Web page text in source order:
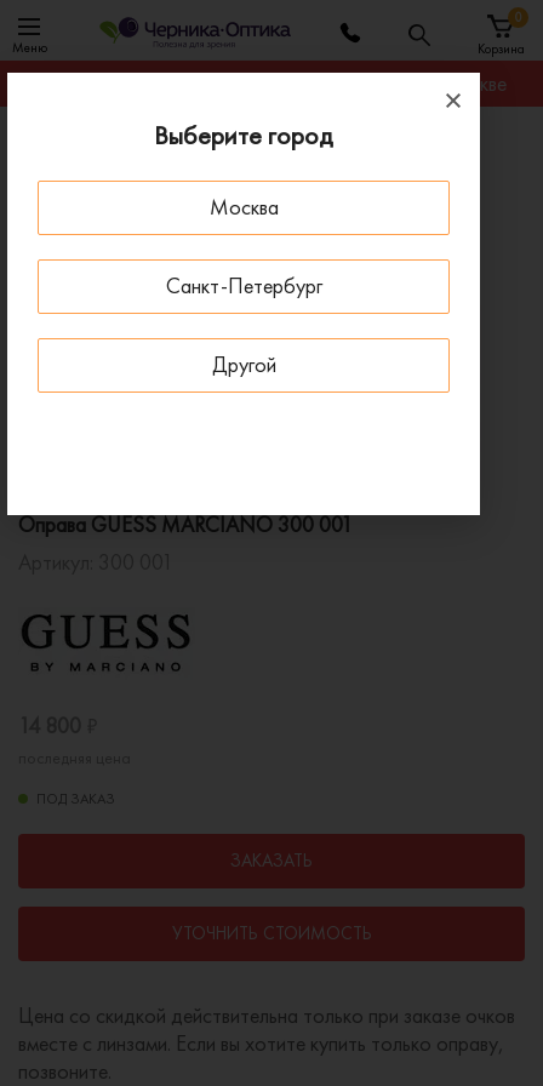
Выберите город
Москва
Санкт-Петербург
Другой
Меню Корзина
0
Гарантируем лучшую цену на любую оправу в Москве
Оправы для очков
Оправа GUESS MARCIANO 300 001
Оправа GUESS MARCIANO 300 001
ПОД ЗАКАЗ
ЗАКАЗАТЬ
УТОЧНИТЬ СТОИМОСТЬ
Цена со скидкой действительна только при заказе очков
вместе с линзами. Если вы хотите купить только оправу,
позвоните.
ПОД ЗАКАЗ